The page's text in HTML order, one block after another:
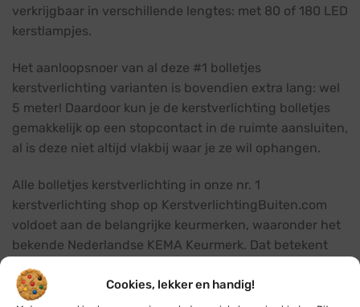
Cookies, lekker en handig!
verkrijgbaar in verschillende lengtes: met 80 of 180 LED
kerstlampjes.
Het aanloopsnoer van al deze #1 bolletjes
kerstverlichting varianten is bovendien extra lang: wel
5 meter! Daardoor kun je de kerstverlichting bolletjes
gemakkelijk op een stopcontact in de ruimte aansluiten,
al is deze niet altijd vlakbij waar je ze wil ophangen.
Alle bolletjes kerstverlichting in onze nr. 1
kerstverlichting shop op KerstverlichtingBuiten.com
voldoet aan de belangrijke keurmerken, waaronder het
bekende Nederlandse KEMA Keurmerk. Dat betekent
dat de kerstverlichting bolletjes veilig zijn om zowel
binnen als buiten te gebruiken.